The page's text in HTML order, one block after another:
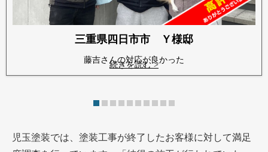
三重県四日市市 Ｙ様邸
藤吉さんの対応が良かった
続きを読む >
児玉塗装では、塗装工事が終了したお客様に対して満足